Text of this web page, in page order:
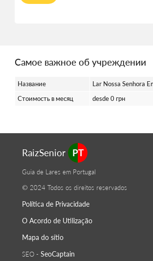
Самое важное об учреждении
Название
Lar Nossa Senhora
Стоимость в месяц
desde 0 грн
RaizSenior PT
Guia de Lares em Portugal
© 2024 Todos os direitos reservados
Política de Privacidade
O Acordo de Utilização
Mapa do sítio
SEO - SeoСaptain